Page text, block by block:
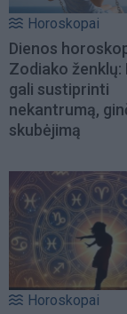
Horoskopai
Dienos
Zodiako ženklų:
gali sustiprinti
nekantrumą,
skubėjimą
Horoskopai